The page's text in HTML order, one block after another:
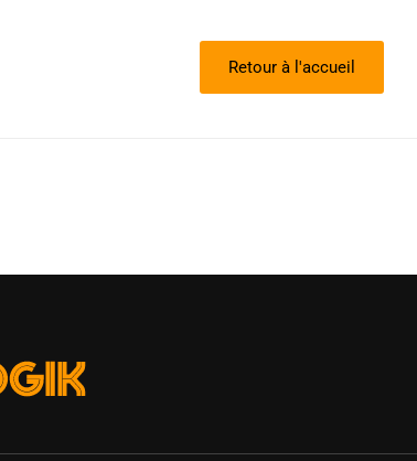
Retour à l'accueil